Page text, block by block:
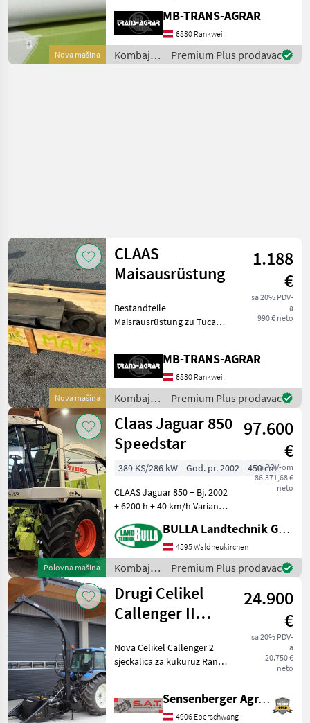
Nova mašina
Versand möglich. Kombajni
Žitni kombajni (kombajni za
žito)
MB-TRANS-AGRAR
6830 Rankweil
Kombajni
/ Claas
Premium Plus prodavac
Nova mašina
CLAAS
Maisausrüstung
1.188
€
sa 20% PDV-
a
990 € neto
Bestandteile
Maisrausrüstung zu Tucano
vorhanden), Versand
möglich. Kombajni Ostali
kombajni
MB-TRANS-AGRAR
6830 Rankweil
Kombajni
/ Claas
Premium Plus prodavac
Polovna mašina
Claas Jaguar 850
Speedstar
97.600
€
sa PDV-om
86.371,68 €
neto
389 KS/286 kW God. pr. 2002
450 cm
CLAAS Jaguar 850 + Bj. 2002
+ 6200 h + 40 km/h Variante
R32 Michelin Mach X Bib +
Bereifung hinten 19.5 R24 +
Klimaanlage und Heizung
BULLA Landtechnik GmbH
4595 Waldneukirchen
Kombajni
/ Claas
Premium Plus prodavac
Drugi Celikel
Callenger II
kukuruz - NOVO
24.900
€
sa 20% PDV-
a
20.750 €
neto
Nova Celikel Callenger 2
sjeckalica za kukuruz Rana
Rana narudžba 23.900 € s
uključenim PDV-om.
Sensenberger Agrar-Technik
4906 Eberschwang